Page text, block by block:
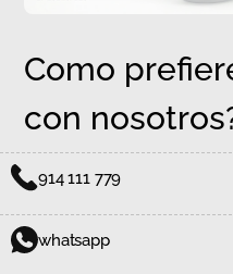
Como
con
914 111 779
whatsapp